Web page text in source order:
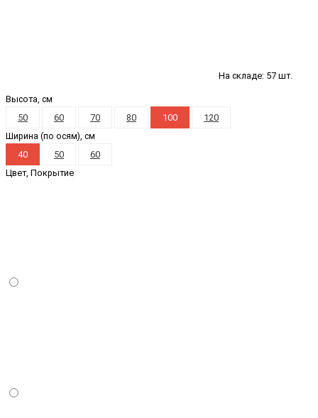
На складе: 57 шт.
Высота, см
50
60 70 80 100
120
Ширина (по осям), см
40
50
60
Цвет, Покрытие